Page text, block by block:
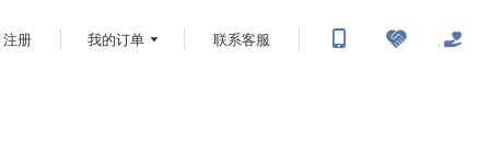
注册 我的订单 联系客服